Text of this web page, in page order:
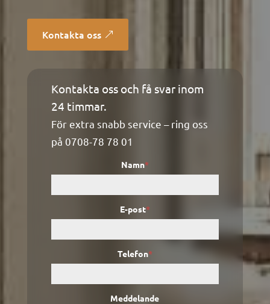
Kontakta oss
Kontaktformulär
Kontakta oss och få svar inom
24 timmar.
För extra snabb service – ring oss
på 0708-78 78 01
Namn*
E-post*
Telefon*
Meddelande